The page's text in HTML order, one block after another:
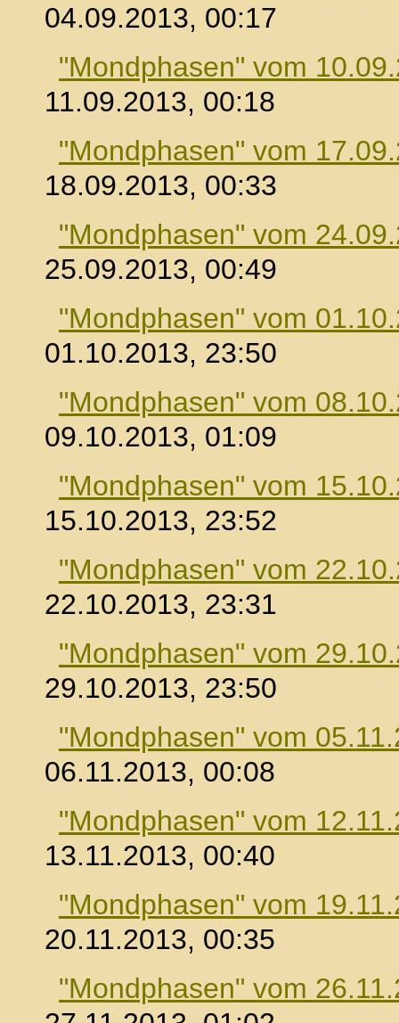
04.09.2013, 00:17
"Mondphasen" vom
11.09.2013, 00:18
"Mondphasen" vom
18.09.2013, 00:33
"Mondphasen" vom
25.09.2013, 00:49
"Mondphasen" vom
01.10.2013, 23:50
"Mondphasen" vom
09.10.2013, 01:09
"Mondphasen" vom
15.10.2013, 23:52
"Mondphasen" vom
22.10.2013, 23:31
"Mondphasen" vom
29.10.2013, 23:50
"Mondphasen" vom
06.11.2013, 00:08
"Mondphasen" vom
13.11.2013, 00:40
"Mondphasen" vom
20.11.2013, 00:35
"Mondphasen" vom